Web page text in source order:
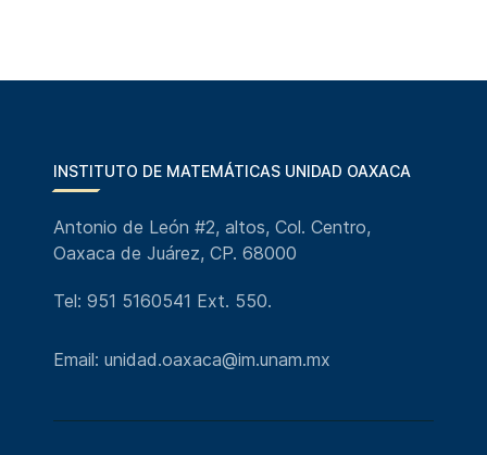
INSTITUTO DE MATEMÁTICAS UNIDAD OAXACA
Antonio de León #2, altos, Col. Centro,
Oaxaca de Juárez, CP. 68000
Tel: 951 5160541 Ext. 550.
Email: unidad.oaxaca@im.unam.mx